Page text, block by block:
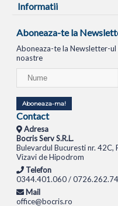
Informatii
Aboneaza-te la
Aboneaza-te la Newsletter-ul
noastre
Aboneaza-ma!
Contact
Adresa
Bocris Serv S.R.L.
Bulevardul Bucuresti nr. 42C,
Vizavi de Hipodrom
Telefon
0344.401.060 /
Mail
office@bocris.ro